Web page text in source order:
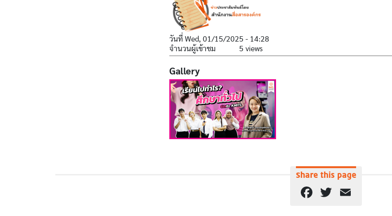
วันที่Wed, 01/15/2025 - 14:28
จำนวนผู้เข้าชม
5 views
Gallery
Share this page
Facebook
Twitter